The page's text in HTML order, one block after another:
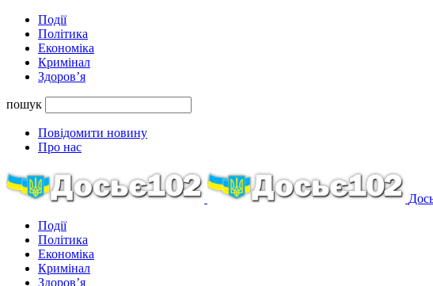
Події
Політика
Економіка
Кримінал
Здоров’я
пошук
Повідомити новину
Про нас
Події
Політика
Економіка
Кримінал
Здоров’я